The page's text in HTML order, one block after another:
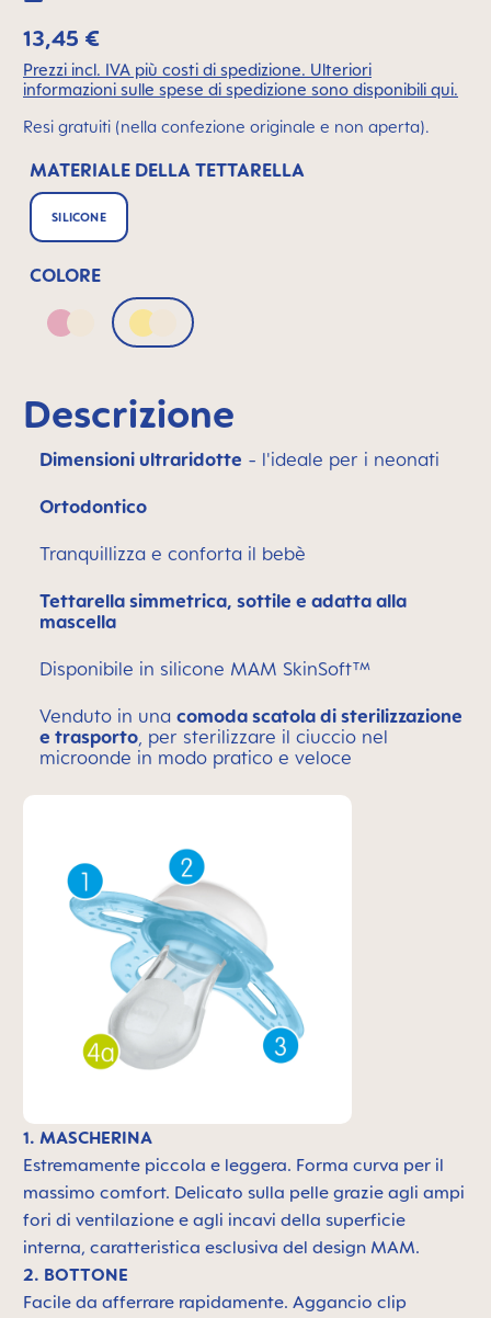
13,45 €
Prezzi incl. IVA più costi di spedizione. Ulteriori
informazioni sulle spese di spedizione sono disponibili qui.
Resi gratuiti (nella confezione originale e non aperta).
MATERIALE DELLA TETTARELLA
SILICONE
COLORE
Pink & NeutralYellow & Neutral
Descrizione
Dimensioni ultraridotte - l'ideale per i neonati
Ortodontico
Tranquillizza e conforta il bebè
Tettarella simmetrica, sottile e adatta alla
mascella
Disponibile in silicone MAM SkinSoft™
Venduto in una comoda scatola di sterilizzazione
e trasporto, per sterilizzare il ciuccio nel
microonde in modo pratico e veloce
1. MASCHERINA
Estremamente piccola e leggera. Forma curva per il
massimo comfort. Delicato sulla pelle grazie agli ampi
fori di ventilazione e agli incavi della superficie
interna, caratteristica esclusiva del design MAM.
2. BOTTONE
Facile da afferrare rapidamente. Aggancio clip